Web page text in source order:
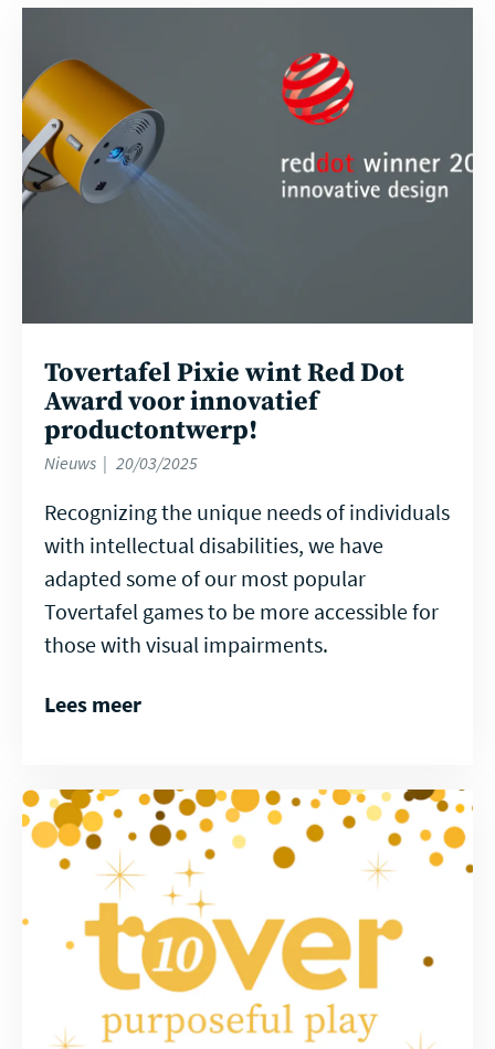
Tovertafel Pixie wint Red Dot
Award voor innovatief
productontwerp!
Nieuws 20/03/2025
Recognizing the unique needs of individuals
with intellectual disabilities, we have
adapted some of our most popular
Tovertafel games to be more accessible for
those with visual impairments.
Lees meer
meer
Lees
meer